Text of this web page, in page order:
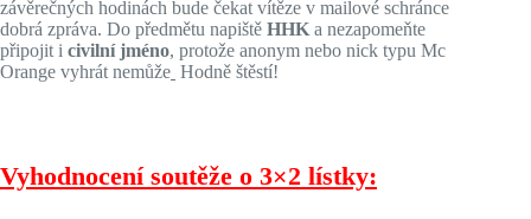
závěrečných hodinách bude čekat vítěze v mailové schránce
dobrá zpráva. Do předmětu napiště HHK a nezapomeňte
připojit i civilní jméno, protože anonym nebo nick typu Mc
Orange vyhrát nemůže Hodně štěstí!
Vyhodnocení soutěže o 3×2 lístky: